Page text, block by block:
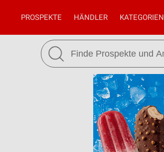
PROSPEKTE HÄNDLER KATEGORIEN